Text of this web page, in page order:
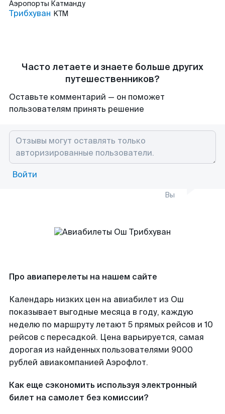
Аэропорты Катманду
Трибхуван KTM
Часто летаете и знаете больше других
путешественников?
Оставьте комментарий — он поможет
пользователям принять решение
Войти
Вы
Про авиаперелеты на нашем сайте
Календарь низких цен на авиабилет из Ош
показывает выгодные месяца в году, каждую
неделю по маршруту летают 5 прямых рейсов и 10
рейсов с пересадкой. Цена варьируется, самая
дорогая из найденных пользователями 9000
рублей авиакомпанией Аэрофлот.
Как еще сэкономить используя электронный
билет на самолет без комиссии?